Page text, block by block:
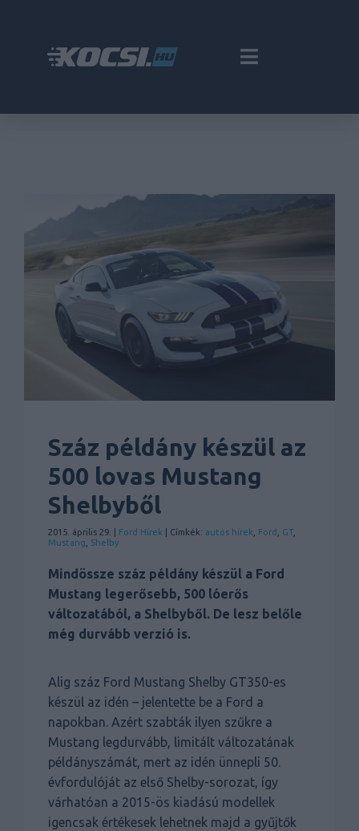
Száz példány készül az
500 lovas Mustang
Shelbyből
2015. április 29. | Ford Hírek | Címkék: autós hírek Ford GT
Mustang
Shelby
Mindössze száz példány készül a Ford
Mustang legerősebb, 500 lóerős
változatából, a Shelbyből. De lesz belőle
még durvább verzió is.
Alig száz Ford Mustang Shelby GT350-es
készül az idén – jelentette be a Ford a
napokban. Azért szabták ilyen szűkre a
Mustang legdurvább, limitált változatának
példányszámát, mert az idén ünnepli 50.
évfordulóját az első Shelby-sorozat, így
várhatóan a 2015-ös kiadású modellek
igencsak értékesek lehetnek majd a gyűjtők